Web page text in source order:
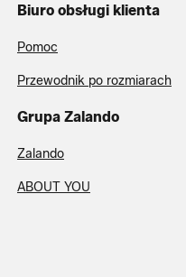
Biuro obsługi klienta
Pomoc
Przewodnik po rozmiarach
Grupa Zalando
Zalando
ABOUT YOU